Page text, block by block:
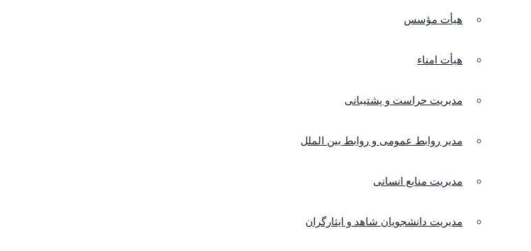
هیأت مؤسس
هیأت امناء
مدیریت حراست و پشتیبانی
مدیر روابط عمومی و روابط بین الملل
مدیریت منابع انسانی
مدیریت دانشجویان شاهد و ایثارگران